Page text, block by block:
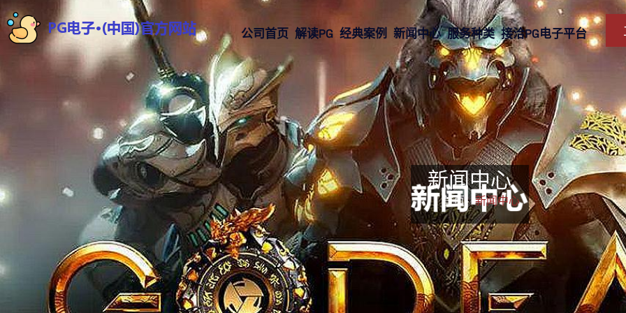
公司首页 解读PG 经典案例 新闻中心 服务种类 接洽PG电子平台
新闻中心
首页- 新闻中心